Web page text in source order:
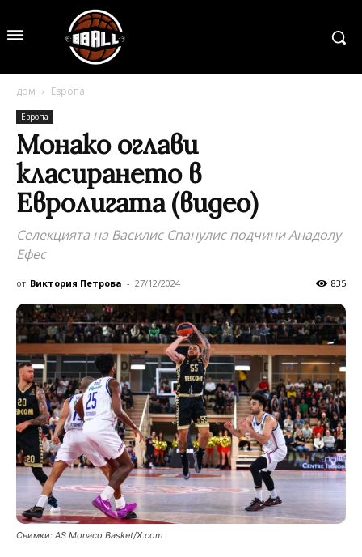
дом Европа
Европа
Монако оглави
класирането в
Евролигата (видео)
Селекцията на Василис Спанулис подчини Анадолу
Ефес
от Виктория Петрова - 27/12/2024 835
Снимки: AS Monaco Basket/X.com